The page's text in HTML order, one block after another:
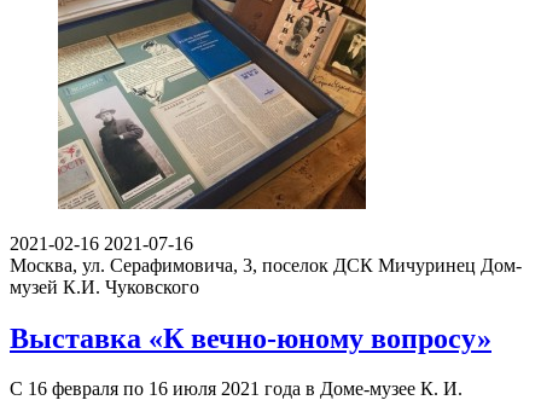
2021-02-16 2021-07-16
Москва, ул. Серафимовича, 3, поселок ДСК Мичуринец Дом-
музей К.И. Чуковского
Выставка «К вечно-юному вопросу»
С 16 февраля по 16 июля 2021 года в Доме-музее К. И.